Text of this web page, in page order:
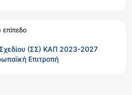
επίπεδο
(ΣΣ) ΚΑΠ 2023-2027
Επιτροπή